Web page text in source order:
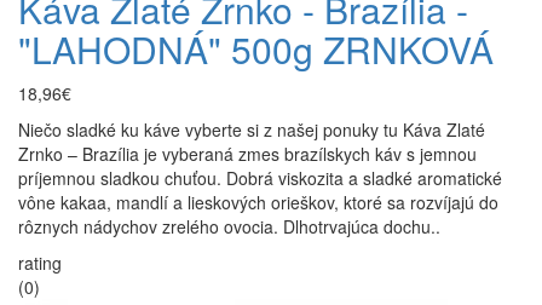
"LAHODNÁ" 500g ZRNKOVÁ
18,96€
Niečo sladké ku káve vyberte si z našej ponuky tu Káva Zlaté
Zrnko – Brazília je vyberaná zmes brazílskych káv s jemnou
príjemnou sladkou chuťou. Dobrá viskozita a sladké aromatické
vône kakaa, mandlí a lieskových orieškov, ktoré sa rozvíjajú do
rôznych nádychov zrelého ovocia. Dlhotrvajúca dochu..
rating
(0)